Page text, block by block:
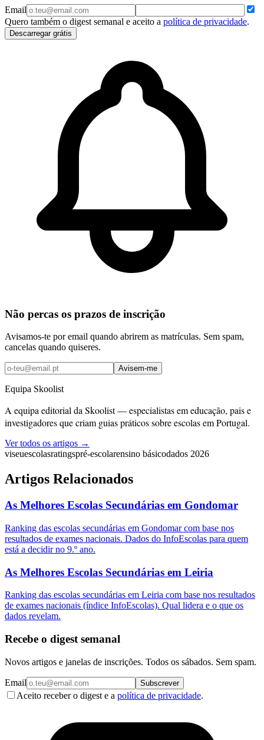
Email
Quero também o digest semanal e aceito a política de privacidade.
Descarregar grátis
Não percas os prazos de inscrição
Avisamos-te por email quando abrirem as matrículas. Sem spam,
cancelas quando quiseres.
Avisem-me
Equipa Skoolist
A equipa editorial da Skoolist — especialistas em educação, pais e
investigadores que criam guias práticos sobre escolas em Portugal.
Ver todos os artigos →
viseuescolasratingspré-escolarensino básicodados 2026
Artigos Relacionados
As Melhores Escolas Secundárias em Gondomar
Ranking das escolas secundárias em Gondomar com base nos
resultados de exames nacionais. Dados do InfoEscolas para quem
está a decidir no 9.º ano.
As Melhores Escolas Secundárias em Leiria
Ranking das escolas secundárias em Leiria com base nos resultados
de exames nacionais (índice InfoEscolas). Qual lidera e o que os
dados revelam.
Recebe o digest semanal
Novos artigos e janelas de inscrições. Todos os sábados. Sem spam.
Email Subscrever
Aceito receber o digest e a política de privacidade.